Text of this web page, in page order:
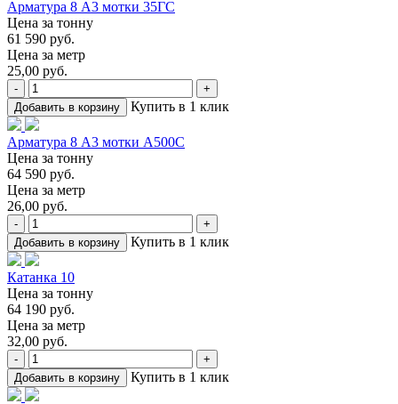
Арматура 8 А3 мотки 35ГС
Цена за тонну
61 590 руб.
Цена за метр
25,00 руб.
-
+
Добавить в корзину
Купить в 1 клик
Арматура 8 А3 мотки А500С
Цена за тонну
64 590 руб.
Цена за метр
26,00 руб.
-
+
Добавить в корзину
Купить в 1 клик
Катанка 10
Цена за тонну
64 190 руб.
Цена за метр
32,00 руб.
-
+
Добавить в корзину
Купить в 1 клик